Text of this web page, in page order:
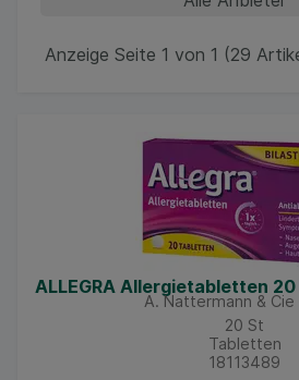
Anzeige Seite 1 von 1 (29
ALLEGRA Allergietabletten
A. Nattermann & Cie
20 St
Tabletten
18113489